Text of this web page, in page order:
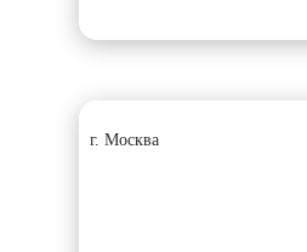
г. Москва